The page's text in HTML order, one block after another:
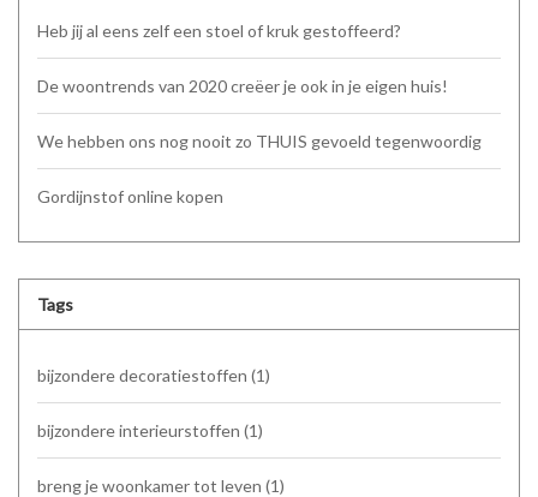
Heb jij al eens zelf een stoel of kruk gestoffeerd?
De woontrends van 2020 creëer je ook in je eigen huis!
We hebben ons nog nooit zo THUIS gevoeld tegenwoordig
Gordijnstof online kopen
Tags
bijzondere decoratiestoffen (1)
bijzondere interieurstoffen (1)
breng je woonkamer tot leven (1)